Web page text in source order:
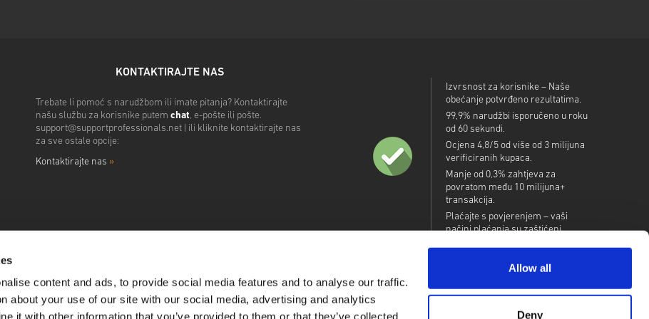
content and ads, to provide social media features and to analyse our traffic.
about your use of our site with our social media, advertising and analytics
it with other information that you’ve provided to them or that they’ve collected
Allow all
Deny
KONTAKTIRAJTE NAS
Trebate li pomoć s narudžbom ili imate pitanja? Kontaktirajte
našu službu za korisnike putem chat, e-pošte ili pošte.
support@supportprofessionals.net| ili kliknite kontaktirajte nas
za sve ostale opcije:
Kontaktirajte nas »
Izvrsnost za korisnike – Naše
obećanje potvrđeno rezultatima.
99,9% narudžbi isporučeno u roku
od 60 sekundi.
Ocjena 4,8/5 od više od 3 milijuna
verificiranih kupaca.
Manje od 0,3% zahtjeva za
povratom među 10 milijuna+
transakcija.
Plaćajte s povjerenjem – vaši
načini plaćanja su zaštićeni.